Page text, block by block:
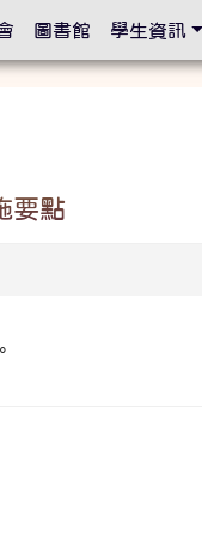
要點
圖書館 學生資訊